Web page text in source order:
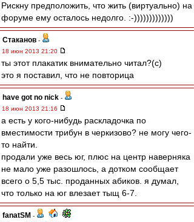
Рискну предположить, что жить (виртуально) на
форуме ему осталось недолго. :-)))))))))))))
Cтаканов -
18 июн 2013 21:20
ты этот плакатик внимательно читал?(с)
это я поставил, что не повторица
have got no nick -
18 июн 2013 21:16
а есть у кого-нибудь раскладочка по
вместимости трибун в черкизово? не могу чего-
то найти.
продали уже весь юг, плюс на центр наверняка
не мало уже разошлось, а дотком сообщает
всего о 5,5 тыс. проданных абиков. я думал,
что только на юг влезает тыщ 6-7.
fanatSM -